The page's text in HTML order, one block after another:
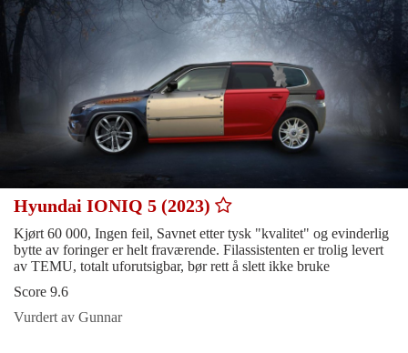
Hyundai IONIQ 5 (2023)
Kjørt 60 000, Ingen feil, Savnet etter tysk "kvalitet" og evinderlig
bytte av foringer er helt fraværende. Filassistenten er trolig levert
av TEMU, totalt uforutsigbar, bør rett å slett ikke bruke
Score 9.6
Vurdert av Gunnar